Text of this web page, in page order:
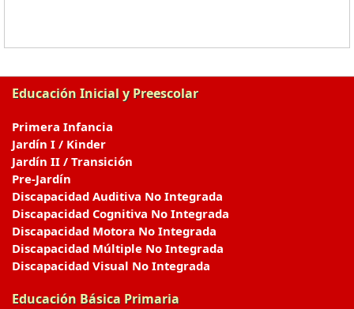
Educación Inicial y Preescolar
Primera Infancia
Jardín I / Kinder
Jardín II / Transición
Pre-Jardín
Discapacidad Auditiva No Integrada
Discapacidad Cognitiva No Integrada
Discapacidad Motora No Integrada
Discapacidad Múltiple No Integrada
Discapacidad Visual No Integrada
Educación Básica Primaria